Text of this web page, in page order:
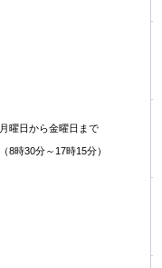
月曜日から金曜日まで
（8時30分～17時15分）